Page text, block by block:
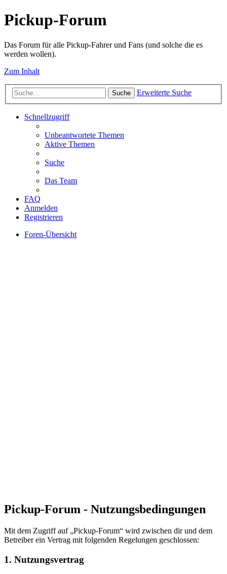
Pickup-Forum
Das Forum für alle Pickup-Fahrer und Fans (und solche die es
werden wollen).
Zum Inhalt
Suche Erweiterte Suche
Schnellzugriff
Unbeantwortete Themen
Aktive Themen
Suche
Das Team
FAQ
Anmelden
Registrieren
Foren-Übersicht
Pickup-Forum - Nutzungsbedingungen
Mit dem Zugriff auf „Pickup-Forum“ wird zwischen dir und dem
Betreiber ein Vertrag mit folgenden Regelungen geschlossen:
1. Nutzungsvertrag